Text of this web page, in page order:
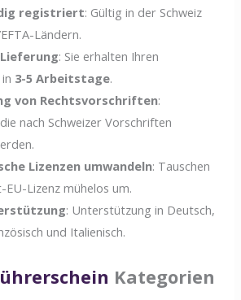
registriert: Gültig in der Schweiz
Ländern.
: Sie erhalten Ihren
3-5 Arbeitstage.
von Rechtsvorschriften:
nach Schweizer Vorschriften
Lizenzen umwandeln: Tauschen
EU-Lizenz mühelos um.
: Unterstützung in Deutsch,
und Italienisch.
Kategorien